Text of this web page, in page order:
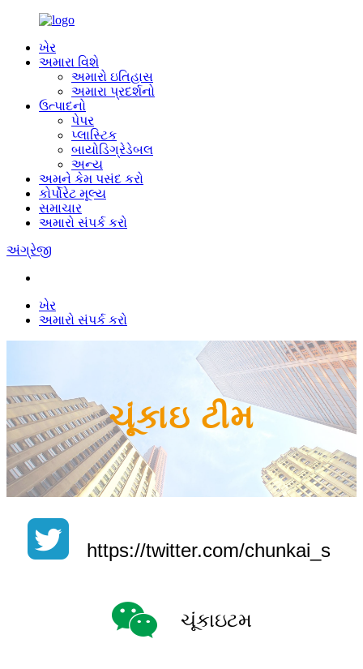
ખેર
અમારા વિશે
અમારો ઇતિહાસ
અમારા પ્રદર્શનો
ઉત્પાદનો
પેપર
પ્લાસ્ટિક
બાયોડિગ્રેડેબલ
અન્ય
અમને કેમ પસંદ કરો
કોર્પોરેટ મૂલ્ય
સમાચાર
અમારો સંપર્ક કરો
અંગ્રેજી
ખેર
અમારો સંપર્ક કરો
ચૂંકાઇ ટીમ
https://twitter.com/chunkai_s
ચૂંકાઇટમ